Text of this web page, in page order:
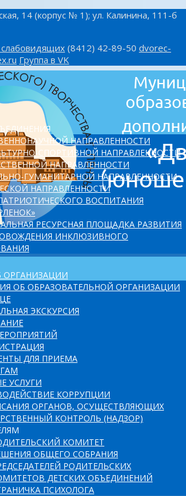
14 (корпус № 1); ул. Калинина, 111-б
слабовидящих (8412) 42-89-50 dvorec-
Группа в VK
НАПРАВЛЕННОСТИ
СПОРТИВНОЙ НАПРАВЛЕННОСТИ
НАПРАВЛЕННОСТИ
ГУМАНИТАРНОЙ НАПРАВЛЕННОСТИ
НАПРАВЛЕННОСТИ
ВОСПИТАНИЯ
РЕСУРСНАЯ ПЛОЩАДКА РАЗВИТИЯ
ИНКЛЮЗИВНОГО
ОРГАНИЗАЦИИ
ОБ ОБРАЗОВАТЕЛЬНОЙ ОРГАНИЗАЦИИ
ЭКСКУРСИЯ
ДЛЯ ПРИЕМА
УСЛУГИ
КОРРУПЦИИ
ОРГАНОВ, ОСУЩЕСТВЛЯЮЩИХ
КОНТРОЛЬ (НАДЗОР)
КОМИТЕТ
ОБЩЕГО СОБРАНИЯ
РОДИТЕЛЬСКИХ
ДЕТСКИХ ОБЪЕДИНЕНИЙ
ПСИХОЛОГА